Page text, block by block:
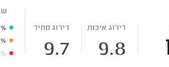
דירוג איכות
9.8
דירוג מחיר
9.7